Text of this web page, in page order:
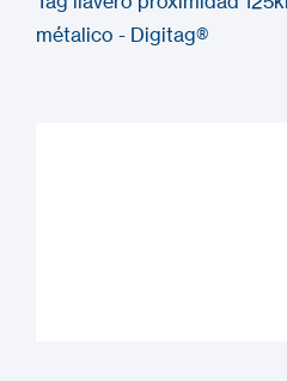
métalico - Digitag®